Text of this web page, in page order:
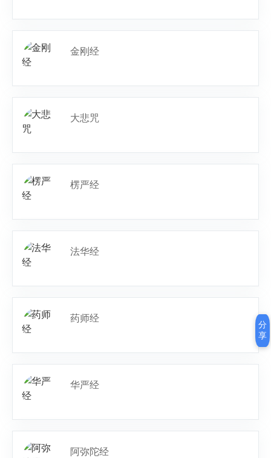
金刚经
大悲咒
楞严经
法华经
药师经
华严经
阿弥陀经
分
享